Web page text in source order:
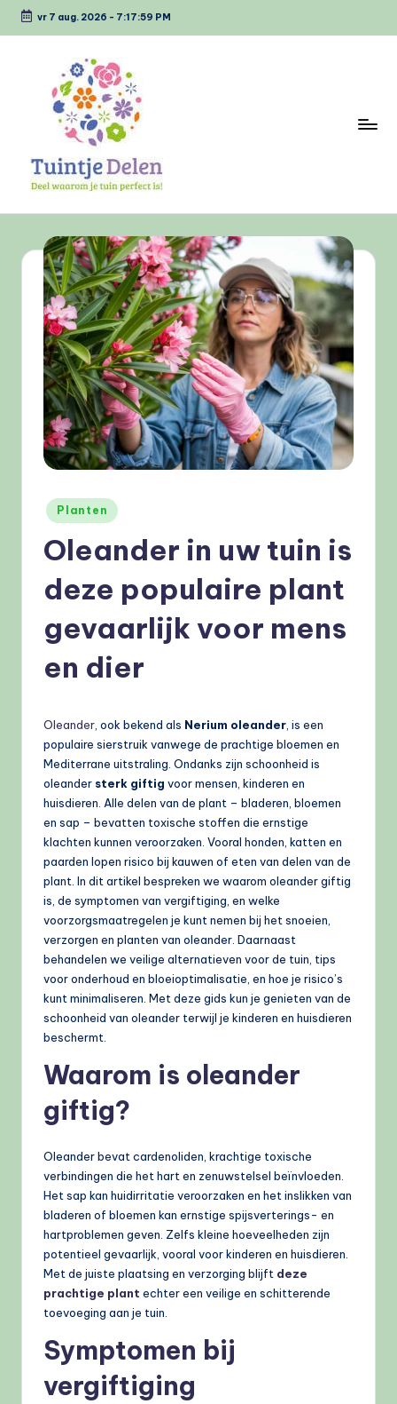
Ga
vr 7 aug. 2026 - 7:18:00 PM
tj
D
jou
tuin
perfect
Geplaatst
in
Planten
Oleander in uw tuin is
deze populaire plant
gevaarlijk voor mens
en dier
Oleander, ook bekend als Nerium oleander, is een
populaire sierstruik vanwege de prachtige bloemen en
Mediterrane uitstraling. Ondanks zijn schoonheid is
oleander sterk giftig voor mensen, kinderen en
huisdieren. Alle delen van de plant – bladeren, bloemen
en sap – bevatten toxische stoffen die ernstige
klachten kunnen veroorzaken. Vooral honden, katten en
paarden lopen risico bij kauwen of eten van delen van de
plant. In dit artikel bespreken we waarom oleander giftig
is, de symptomen van vergiftiging, en welke
voorzorgsmaatregelen je kunt nemen bij het snoeien,
verzorgen en planten van oleander. Daarnaast
behandelen we veilige alternatieven voor de tuin, tips
voor onderhoud en bloeioptimalisatie, en hoe je risico’s
kunt minimaliseren. Met deze gids kun je genieten van de
schoonheid van oleander terwijl je kinderen en huisdieren
beschermt.
Waarom is oleander
giftig?
Oleander bevat cardenoliden, krachtige toxische
verbindingen die het hart en zenuwstelsel beïnvloeden.
Het sap kan huidirritatie veroorzaken en het inslikken van
bladeren of bloemen kan ernstige spijsverterings- en
hartproblemen geven. Zelfs kleine hoeveelheden zijn
potentieel gevaarlijk, vooral voor kinderen en huisdieren.
Met de juiste plaatsing en verzorging blijft deze
prachtige plant echter een veilige en schitterende
toevoeging aan je tuin.
Symptomen bij
vergiftiging